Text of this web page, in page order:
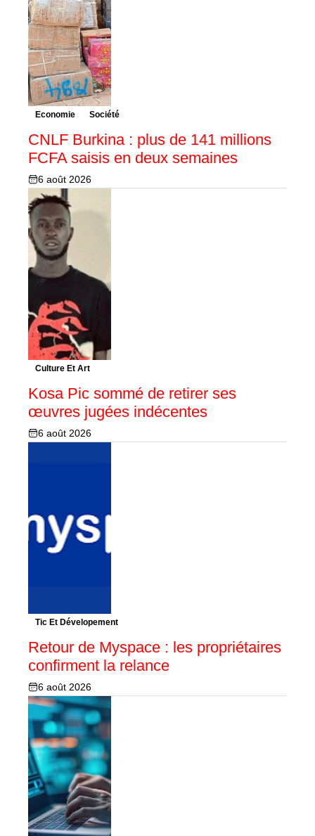
Economie Société
CNLF Burkina : plus de 141 millions
FCFA saisis en deux semaines
6 août 2026
Culture Et Art
Kosa Pic sommé de retirer ses
œuvres jugées indécentes
6 août 2026
Tic Et Dévelopement
Retour de Myspace : les propriétaires
confirment la relance
6 août 2026